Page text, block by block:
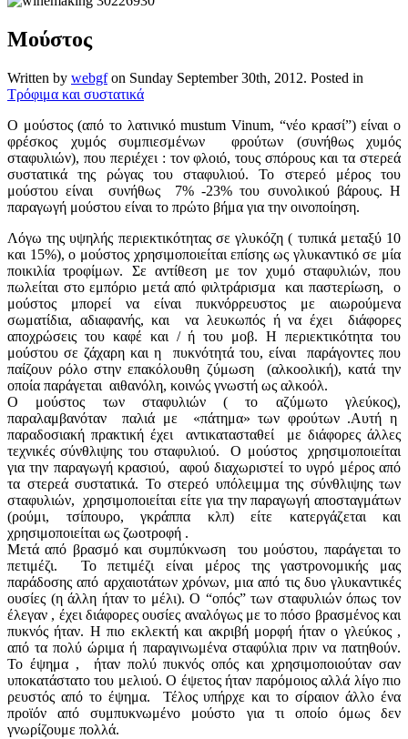
Μούστος
Written by webgfon Sunday September 30th, 2012. Posted in
Τρόφιμα και συστατικά
Ο μούστος (από το λατινικό mustum Vinum, “νέο κρασί”) είναι ο
φρέσκος χυμός συμπιεσμένων φρούτων (συνήθως χυμός
σταφυλιών), που περιέχει : τον φλοιό, τους σπόρους και τα στερεά
συστατικά της ρώγας του σταφυλιού. Το στερεό μέρος του
μούστου είναι συνήθως 7% -23% του συνολικού βάρους. Η
παραγωγή μούστου είναι το πρώτο βήμα για την οινοποίηση.
Λόγω της υψηλής περιεκτικότητας σε γλυκόζη ( τυπικά μεταξύ 10
και 15%), ο μούστος χρησιμοποιείται επίσης ως γλυκαντικό σε μία
ποικιλία τροφίμων. Σε αντίθεση με τον χυμό σταφυλιών, που
πωλείται στο εμπόριο μετά από φιλτράρισμα και παστερίωση, ο
μούστος μπορεί να είναι πυκνόρρευστος με αιωρούμενα
σωματίδια, αδιαφανής, και να λευκωπός ή να έχει διάφορες
αποχρώσεις του καφέ και / ή του μοβ. Η περιεκτικότητα του
μούστου σε ζάχαρη και η πυκνότητά του, είναι παράγοντες που
παίζουν ρόλο στην επακόλουθη ζύμωση (αλκοολική), κατά την
οποία παράγεται αιθανόλη, κοινώς γνωστή ως αλκοόλ.
Ο μούστος των σταφυλιών ( το αζύμωτο γλεύκος),
παραλαμβανόταν παλιά με «πάτημα» των φρούτων .Αυτή η
παραδοσιακή πρακτική έχει αντικατασταθεί με διάφορες άλλες
τεχνικές σύνθλιψης του σταφυλιού. Ο μούστος χρησιμοποιείται
για την παραγωγή κρασιού, αφού διαχωριστεί το υγρό μέρος από
τα στερεά συστατικά. Το στερεό υπόλειμμα της σύνθλιψης των
σταφυλιών, χρησιμοποιείται είτε για την παραγωγή αποσταγμάτων
(ρούμι, τσίπουρο, γκράππα κλπ) είτε κατεργάζεται και
χρησιμοποιείται ως ζωοτροφή .
Μετά από βρασμό και συμπύκνωση του μούστου, παράγεται το
πετιμέζι. Το πετιμέζι είναι μέρος της γαστρονομικής μας
παράδοσης από αρχαιοτάτων χρόνων, μια από τις δυο γλυκαντικές
ουσίες (η άλλη ήταν το μέλι). Ο “οπός” των σταφυλιών όπως τον
έλεγαν , έχει διάφορες ουσίες αναλόγως με το πόσο βρασμένος και
πυκνός ήταν. Η πιο εκλεκτή και ακριβή μορφή ήταν ο γλεύκος ,
από τα πολύ ώριμα ή παραγινωμένα σταφύλια πριν να πατηθούν.
Το έψημα , ήταν πολύ πυκνός οπός και χρησιμοποιούταν σαν
υποκατάστατο του μελιού. Ο έψετος ήταν παρόμοιος αλλά λίγο πιο
ρευστός από το έψημα. Τέλος υπήρχε και το σίραιον άλλο ένα
προϊόν από συμπυκνωμένο μούστο για τι οποίο όμως δεν
γνωρίζουμε πολλά.